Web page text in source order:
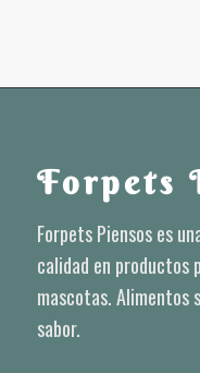
Forpets
Forpets Piensos es
calidad en productos
mascotas. Alimentos
sabor.